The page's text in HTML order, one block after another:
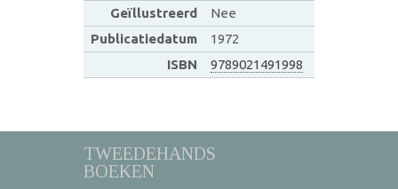
Geïllustreerd
Nee
Publicatiedatum
1972
ISBN
9789021491998
TWEEDEHANDS
BOEKEN